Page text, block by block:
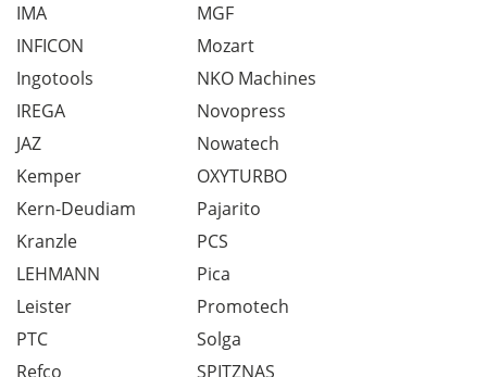
IMA
INFICON
Ingotools
IREGA
JAZ
Kemper
Kern-Deudiam
Kranzle
LEHMANN
Leister
MGF
Mozart
NKO Machines
Novopress
Nowatech
OXYTURBO
Pajarito
PCS
Pica
Promotech
PTC
Refco
Solga
SPITZNAS